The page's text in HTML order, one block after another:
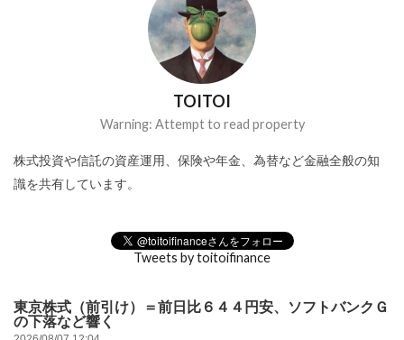
TOITOI
Warning: Attempt to read property
株式投資や信託の資産運用、保険や年金、為替など金融全般の知
識を共有しています。
Tweets by toitoifinance
東京株式（前引け）＝前日比６４４円安、ソフトバンクＧ
の下落など響く